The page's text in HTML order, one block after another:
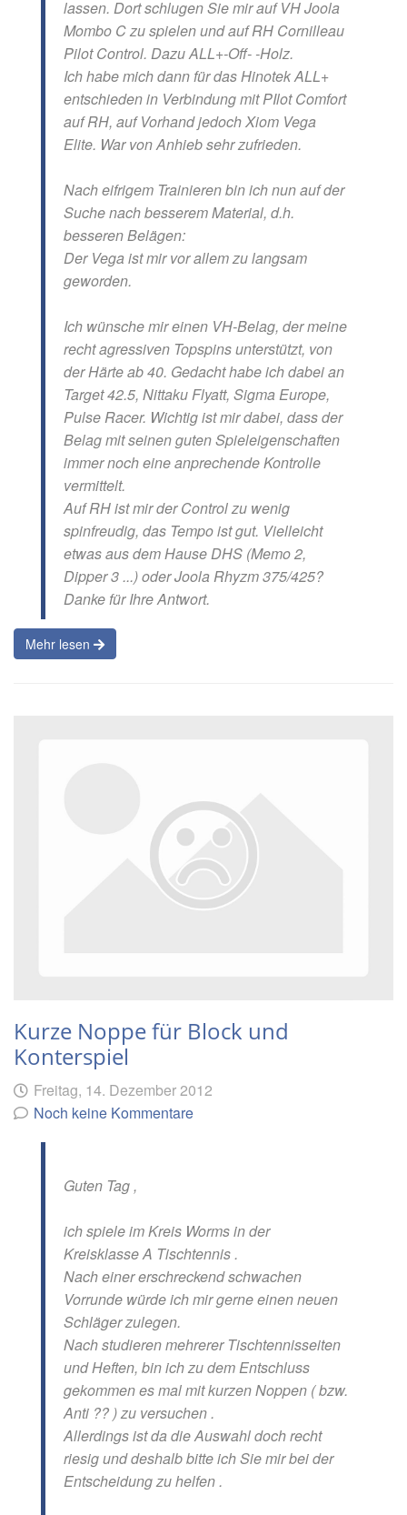
lassen. Dort schlugen Sie mir auf VH Joola
Mombo C zu spielen und auf RH Cornilleau
Pilot Control. Dazu ALL+-Off- -Holz.
Ich habe mich dann für das Hinotek ALL+
entschieden in Verbindung mit PIlot Comfort
auf RH, auf Vorhand jedoch Xiom Vega
Elite. War von Anhieb sehr zufrieden.
Nach eifrigem Trainieren bin ich nun auf der
Suche nach besserem Material, d.h.
besseren Belägen:
Der Vega ist mir vor allem zu langsam
geworden.
Ich wünsche mir einen VH-Belag, der meine
recht agressiven Topspins unterstützt, von
der Härte ab 40. Gedacht habe ich dabei an
Target 42.5, Nittaku Flyatt, Sigma Europe,
Pulse Racer. Wichtig ist mir dabei, dass der
Belag mit seinen guten Spieleigenschaften
immer noch eine anprechende Kontrolle
vermittelt.
Auf RH ist mir der Control zu wenig
spinfreudig, das Tempo ist gut. Vielleicht
etwas aus dem Hause DHS (Memo 2,
Dipper 3 ...) oder Joola Rhyzm 375/425?
Danke für Ihre Antwort.
Mehr lesen
Kurze Noppe für Block und
Konterspiel
Geschrieben
von
am Freitag, 14. Dezember 2012
Noch keine Kommentare
Guten Tag ,
ich spiele im Kreis Worms in der
Kreisklasse A Tischtennis .
Nach einer erschreckend schwachen
Vorrunde würde ich mir gerne einen neuen
Schläger zulegen.
Nach studieren mehrerer Tischtennisseiten
und Heften, bin ich zu dem Entschluss
gekommen es mal mit kurzen Noppen ( bzw.
Anti ?? ) zu versuchen .
Allerdings ist da die Auswahl doch recht
riesig und deshalb bitte ich Sie mir bei der
Entscheidung zu helfen .